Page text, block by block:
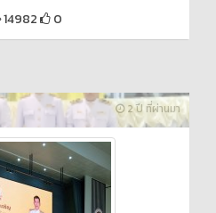
14982 0
2 ปี ที่ผ่านมา